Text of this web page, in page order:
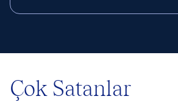
Çok Satanlar